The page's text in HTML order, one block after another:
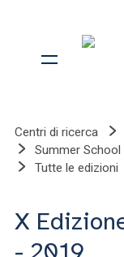
Centri di ricerca
Summer School
Tutte le edizioni
X